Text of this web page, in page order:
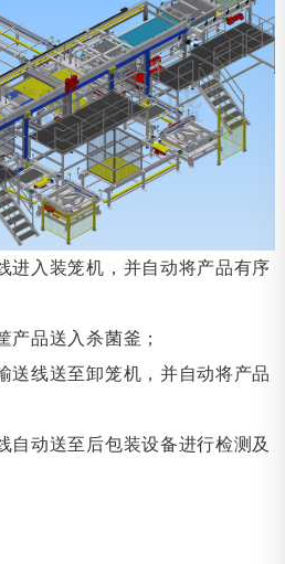
进入装笼机，并自动将产品有序
产品送入杀菌釜；
送线送至卸笼机，并自动将产品
自动送至后包装设备进行检测及